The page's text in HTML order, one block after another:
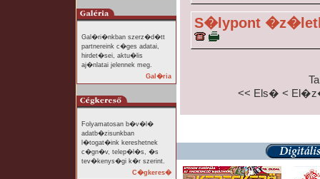
Gal�ri�nkban szerz�d�tt
partnereink c�ges adatai,
hirdet�sei, aktu�lis
aj�nlatai jelennek meg.
Gal�ria
Folyamatosan b�v�l�
adatb�zisunkban
l�togat�ink kereshetnek
c�gn�v, telep�l�s, �s
tev�kenys�gi k�r szerint.
C�gkeres�
S�lypont
<< Els� <